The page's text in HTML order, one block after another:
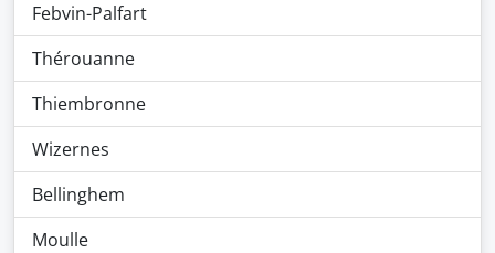
Febvin-Palfart
Thérouanne
Thiembronne
Wizernes
Bellinghem
Moulle